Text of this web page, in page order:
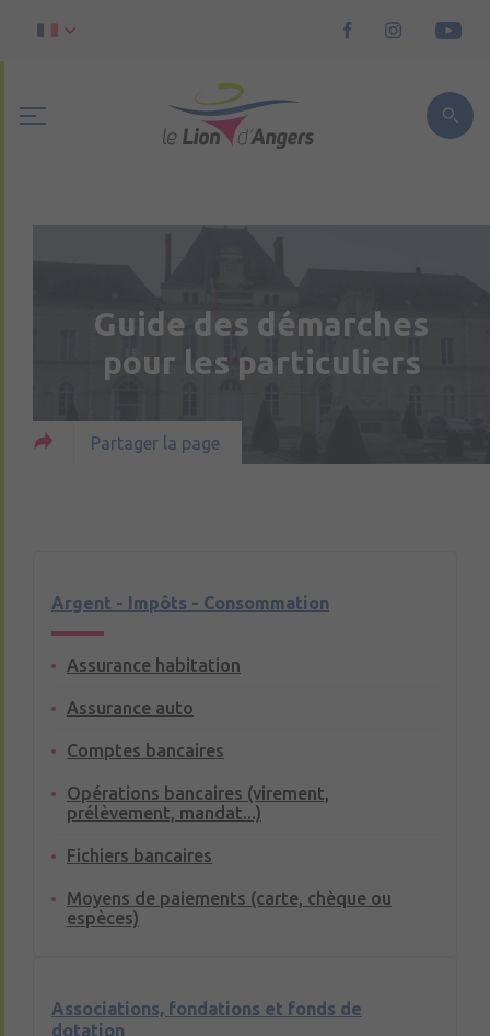
Guide des démarches
pour les particuliers
Partager la page
Argent - Impôts - Consommation
Assurance habitation
Assurance auto
Comptes bancaires
Opérations bancaires (virement,
prélèvement, mandat...)
Fichiers bancaires
Moyens de paiements (carte, chèque ou
espèces)
Associations, fondations et fonds de
dotation